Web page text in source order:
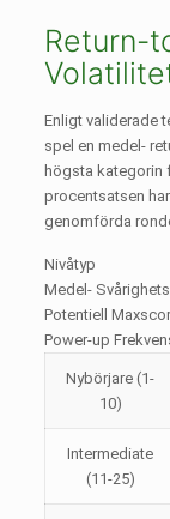
Return-
Enligt validerade
spel en medel-
högsta kategorin
procentsatsen
genomförda
Nivåtyp
Medel-
Potentiell
Power-up
Nybörjare (1-
10)
Intermediate
(11-25)